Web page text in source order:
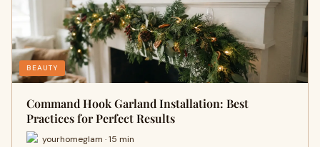
BEAUTY
Command Hook Garland Installation: Best
Practices for Perfect Results
yourhomeglam · 15 min